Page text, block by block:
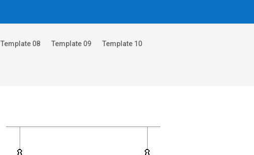
Template 08 Template 09 Template 10